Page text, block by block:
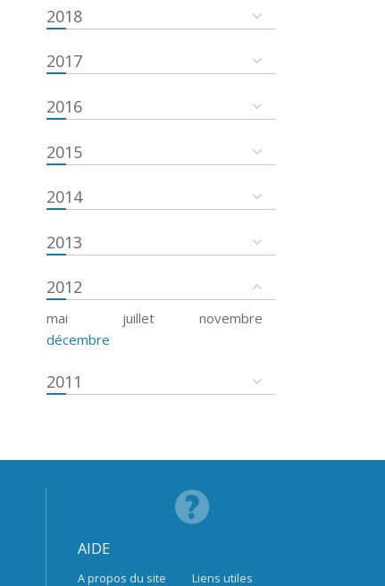
2018
2017
2016
2015
2014
2013
2012
mai juillet
novembre
décembre
2011
AIDE
A propos du site Liens utiles